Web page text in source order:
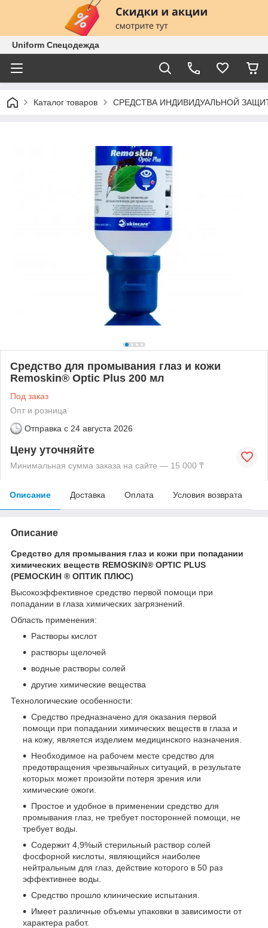
Uniform Спецодежда
Каталог товаров СРЕДСТВА ИНДИВИДУАЛЬНОЙ
Средство для промывания глаз и кожи
Remoskin® Optic Plus 200 мл
Под заказ
Опт и розница
Отправка с 24 августа 2026
Цену уточняйте
Минимальная сумма заказа на сайте — 15 000 ₸
Описание Доставка Оплата Условия возврата
Описание
Средство для промывания глаз и кожи при попадании
химических веществ REMOSKIN® OPTIC PLUS
(РЕМОСКИН ® ОПТИК ПЛЮС)
Высокоэффективное средство первой помощи при
попадании в глаза химических загрязнений.
Область применения:
Растворы кислот
растворы щелочей
водные растворы солей
другие химические вещества
Технологические особенности:
Средство предназначено для оказания первой
помощи при попадании химических веществ в глаза и
на кожу, является изделием медицинского назначения.
Необходимое на рабочем месте средство для
предотвращения чрезвычайных ситуаций, в результате
которых может произойти потеря зрения или
химические ожоги.
Простое и удобное в применении средство для
промывания глаз, не требует посторонней помощи, не
требует воды.
Содержит 4,9%ый стерильный раствор солей
фосфорной кислоты, являющийся наиболее
нейтральным для глаз, действие которого в 50 раз
эффективнее воды.
Средство прошло клинические испытания.
Имеет различные объемы упаковки в зависимости от
характера работ.